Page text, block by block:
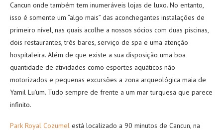
Cancun onde também tem inumeráveis lojas de luxo. No entanto,
isso é somente um “algo mais” das aconchegantes instalações de
primeiro nível, nas quais acolhe a nossos sócios com duas piscinas,
dois restaurantes, três bares, serviço de spa e uma atenção
hospitaleira. Além de que existe a sua disposição uma boa
quantidade de atividades como esportes aquáticos não
motorizados e pequenas excursões a zona arqueológica maia de
Yamil Lu’um. Tudo sempre de frente a um mar turquesa que parece
infinito.
Park Royal Cozumel está localizado a 90 minutos de Cancun, na